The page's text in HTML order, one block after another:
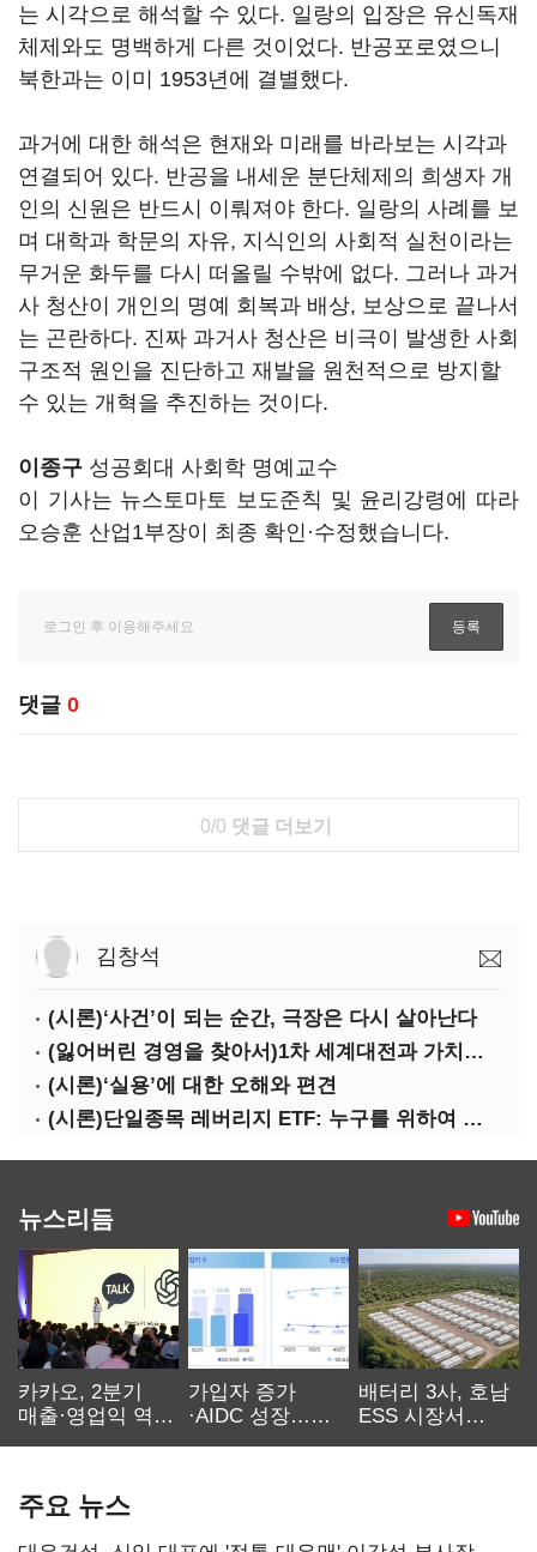
는 시각으로 해석할 수 있다. 일랑의 입장은 유신독재
체제와도 명백하게 다른 것이었다. 반공포로였으니
북한과는 이미 1953년에 결별했다.
과거에 대한 해석은 현재와 미래를 바라보는 시각과
연결되어 있다. 반공을 내세운 분단체제의 희생자 개
인의 신원은 반드시 이뤄져야 한다. 일랑의 사례를 보
며 대학과 학문의 자유, 지식인의 사회적 실천이라는
무거운 화두를 다시 떠올릴 수밖에 없다. 그러나 과거
사 청산이 개인의 명예 회복과 배상, 보상으로 끝나서
는 곤란하다. 진짜 과거사 청산은 비극이 발생한 사회
구조적 원인을 진단하고 재발을 원천적으로 방지할
수 있는 개혁을 추진하는 것이다.
이종구 성공회대 사회학 명예교수
이 기사는 뉴스토마토 보도준칙 및 윤리강령에 따라
오승훈 산업1부장이 최종 확인·수정했습니다.
댓글 0
0/0 댓글 더보기
김창석
(시론)‘사건’이 되는 순간, 극장은 다시 살아난다
(잃어버린 경영을 찾아서)1차 세계대전과 가치의 전도: 불황기 리스크 매니지먼트[윤리]
(시론)‘실용’에 대한 오해와 편견
(시론)단일종목 레버리지 ETF: 누구를 위하여 종은 울리나
뉴스리듬
카카오, 2분기
매출·영업익 역대
가입자 증가
·AIDC 성장…
배터리 3사, 호남
ESS 시장서
주요 뉴스